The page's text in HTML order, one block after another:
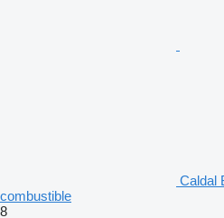
Caldal
combustible
8